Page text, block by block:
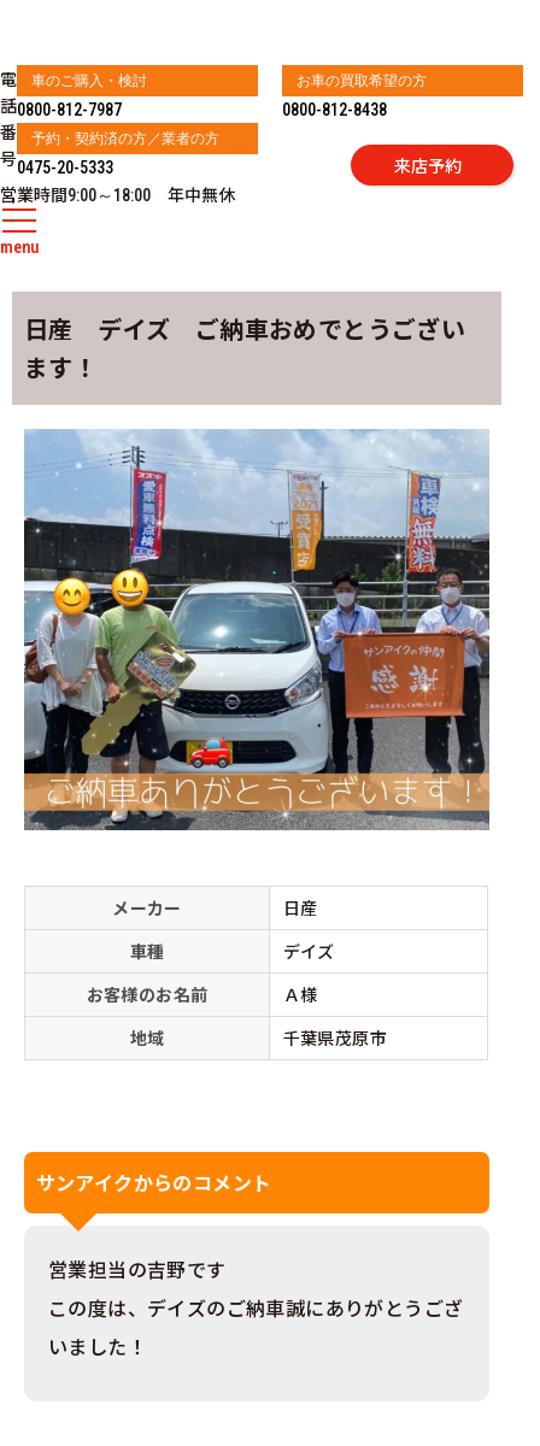
電
話
番
号
車のご購入・検討
0800-812-7987
お車の買取希望の方
0800-812-8438
予約・契約済の方／業者の方
0475-20-5333
営業時間9:00～18:00 年中無休
来店予約
menu
日産 デイズ ご納車おめでとうござい
ます！
メーカー
日産
車種
デイズ
お客様のお名前
Ａ様
地域
千葉県茂原市
サンアイクからのコメント
営業担当の吉野です
この度は、デイズのご納車誠にありがとうござ
いました！